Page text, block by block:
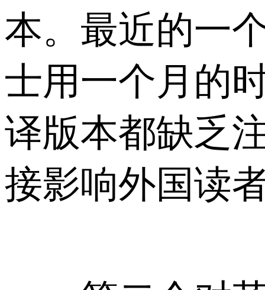
本。最近的一
士用一个月的
译版本都缺乏
接影响外国读